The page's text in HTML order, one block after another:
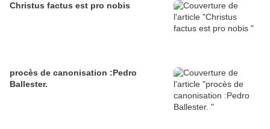
Christus factus est pro nobis
procès de canonisation :Pedro
Ballester.